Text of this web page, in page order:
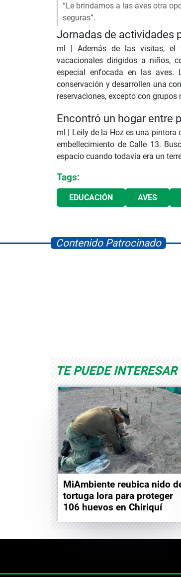
“Le brindamos a las aves otra
seguras”.
Jornadas de actividades
ml | Además de las visitas, el
vacacionales dirigidos a niños,
especial enfocada en las aves.
conservación y desarrollen una
reservaciones, excepto con grupos
Encontró un hogar entre
ml | Leily de la Hoz es una
embellecimiento de Calle 13.
espacio cuando todavía era un
Tags:
EDUCACIÓN AVES
Contenido Patrocinado
TE PUEDE INTERESAR
MiAmbiente reubica nido
tortuga lora para proteger
106 huevos en Chiriquí